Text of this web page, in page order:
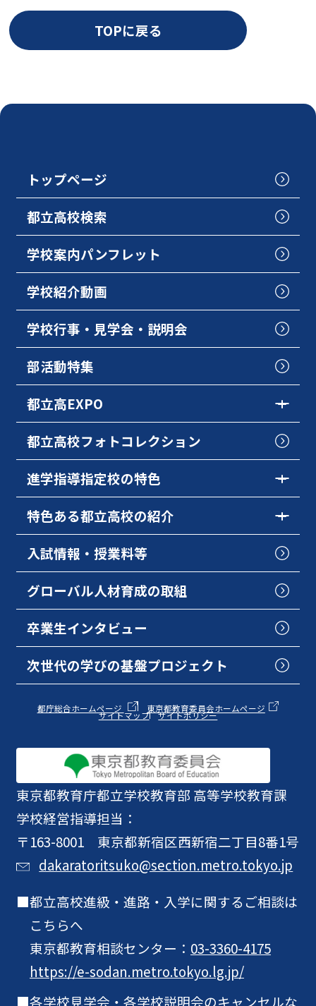
TOPに戻る
東京都教育庁都立学校教育部 高等学校教育課
学校経営指導担当：
〒163-8001 東京都新宿区西新宿二丁目8番1号
dakaratoritsuko@section.metro.tokyo.jp
都立高校進級・進路・入学に関するご相談は
こちらへ
東京都教育相談センター： 03-3360-4175
https://e-sodan.metro.tokyo.lg.jp/
各学校見学会・各学校説明会のキャンセルな
トップページ
都立高校検索
学校案内パンフレット
学校紹介動画
学校行事・見学会・説明会
部活動特集
都立高EXPO
都立高校フォトコレクション
進学指導指定校の特色
特色ある都立高校の紹介
入試情報・授業料等
グローバル人材育成の取組
卒業生インタビュー
次世代の学びの基盤プロジェクト
都庁総合ホームページ 東京都教育委員会ホームページ
サイトマップ サイトポリシー